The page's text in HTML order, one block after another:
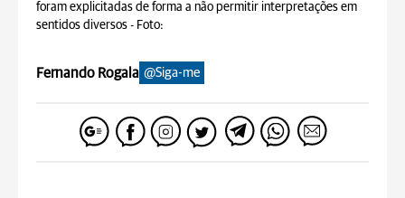
foram explicitadas de forma a não permitir interpretações em
sentidos diversos - Foto:
Fernando Rogala @Siga-me